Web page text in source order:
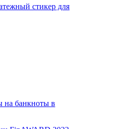
стикер для
на банкноты в